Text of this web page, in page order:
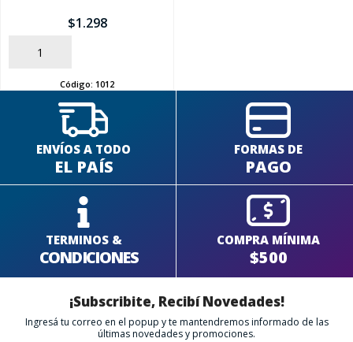
$1.298
AÑADIR
Código: 1012
ENVÍOS A TODO
EL PAÍS
FORMAS DE
PAGO
TERMINOS &
CONDICIONES
COMPRA MÍNIMA
$500
¡Subscribite, Recibí Novedades!
Ingresá tu correo en el popup y te mantendremos informado de las
últimas novedades y promociones.